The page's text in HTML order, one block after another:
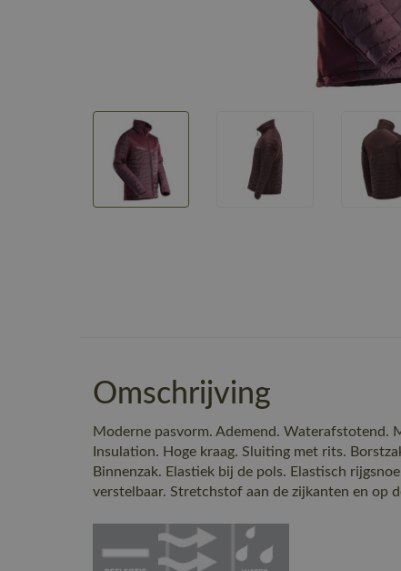
Omschrijving
Moderne pasvorm. Ademend. Waterafstotend.
Insulation. Hoge kraag. Sluiting met rits.
Binnenzak. Elastiek bij de pols. Elastisch
verstelbaar. Stretchstof aan de zijkanten en op